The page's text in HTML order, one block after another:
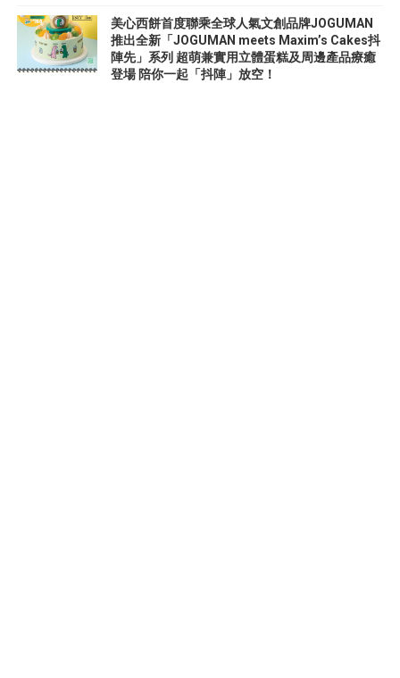
美心西餅首度聯乘全球人氣文創品牌JOGUMAN
推出全新「JOGUMAN meets Maxim’s Cakes抖
陣先」系列 超萌兼實用立體蛋糕及周邊產品療癒
登場 陪你一起「抖陣」放空！